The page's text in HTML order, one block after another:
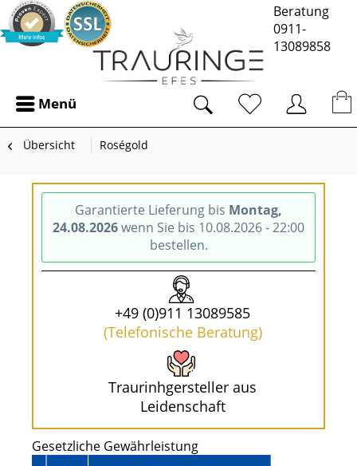
Beratung
0911-
13089858
Menü
Übersicht Roségold
Garantierte Lieferung bis Montag,
24.08.2026wenn Sie bis 10.08.2026 - 22:00
bestellen.
+49 (0)911 13089585
(Telefonische Beratung)
Traurinhgersteller aus
Leidenschaft
Gesetzliche Gewährleistung